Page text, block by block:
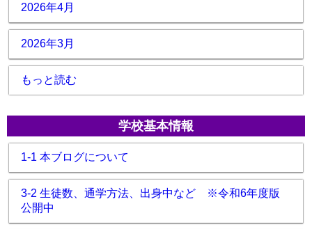
2026年4月
2026年3月
もっと読む
学校基本情報
1-1 本ブログについて
3-2 生徒数、通学方法、出身中など ※令和6年度版
公開中